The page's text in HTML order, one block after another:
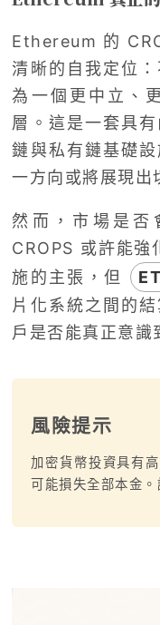
Ethereum 的
清晰的自我定位
為一個更中立、
層。這是一套具
鏈與私有鏈基礎
一方向或將展現出
然而，市場是否
CROPS 或許能
施的主張，但
片化系統之間的
戶是否能真正意識
風險提示
加密貨幣投資具有
可能損失全部本金。